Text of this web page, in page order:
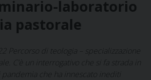
laboratorio
pastorale
Percorso di teologia – specializzazione
C’è un interrogativo che si fa strada in
che ha innescato inediti